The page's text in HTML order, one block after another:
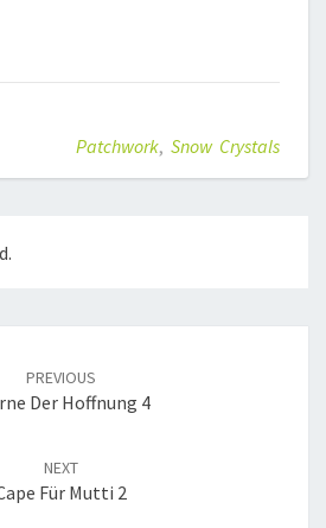
Patchwork, Snow Crystals
PREVIOUS
Der Hoffnung 4
NEXT
Für Mutti 2